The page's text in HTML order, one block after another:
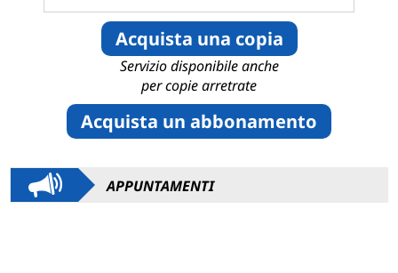
Acquista una copia
Servizio disponibile anche
per copie arretrate
Acquista un abbonamento
APPUNTAMENTI